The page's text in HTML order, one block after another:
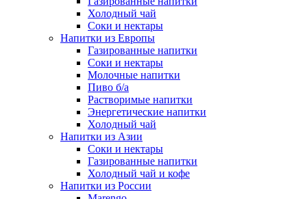
Холодный чай
Соки и нектары
Напитки из Европы
Газированные напитки
Соки и нектары
Молочные напитки
Пиво б/а
Растворимые напитки
Энергетические напитки
Холодный чай
Напитки из Азии
Соки и нектары
Газированные напитки
Холодный чай и кофе
Напитки из России